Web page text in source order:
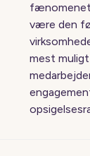
være den
mest